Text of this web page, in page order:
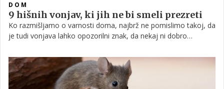
DOM
9 hišnih vonjav, ki jih ne bi smeli prezreti
Ko razmišljamo o varnosti doma, najbrž ne pomislimo takoj, da
je tudi vonjava lahko opozorilni znak, da nekaj ni dobro
vonjave.